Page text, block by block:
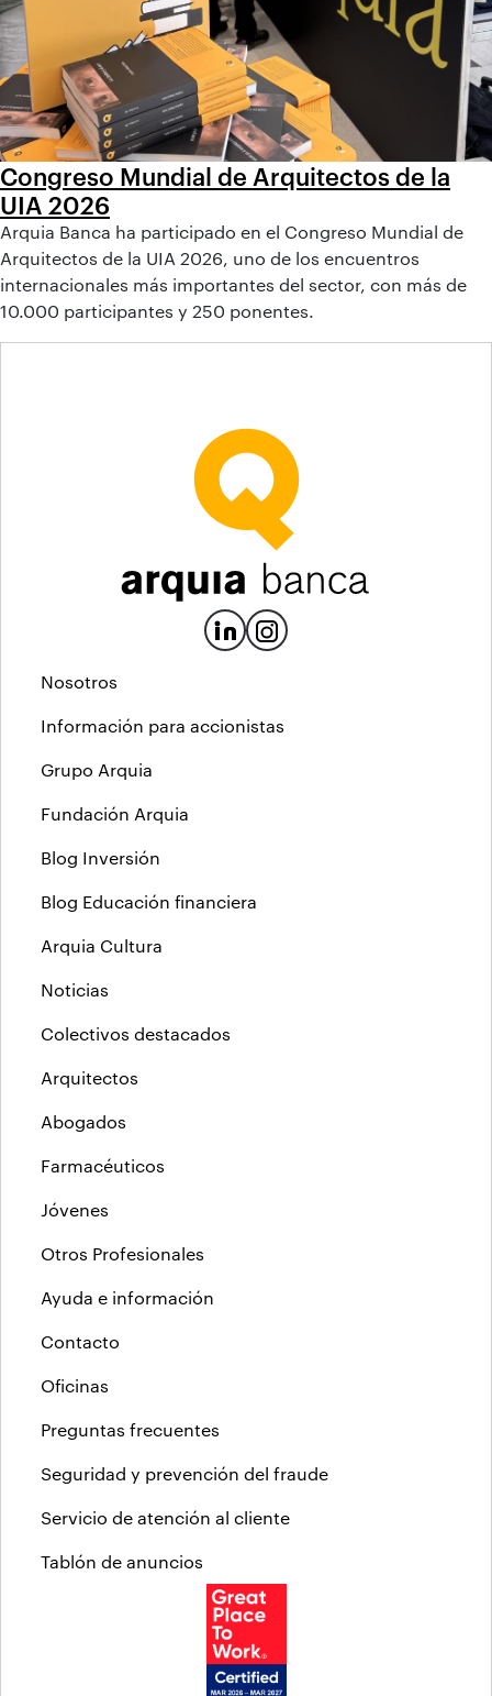
Congreso Mundial de Arquitectos de la
UIA 2026
Arquia Banca ha participado en el Congreso Mundial de
Arquitectos de la UIA 2026, uno de los encuentros
internacionales más importantes del sector, con más de
10.000 participantes y 250 ponentes.
Nosotros
Información para accionistas
Grupo Arquia
Fundación Arquia
Blog Inversión
Blog Educación financiera
Arquia Cultura
Noticias
Colectivos destacados
Arquitectos
Abogados
Farmacéuticos
Jóvenes
Otros Profesionales
Ayuda e información
Contacto
Oficinas
Preguntas frecuentes
Seguridad y prevención del fraude
Servicio de atención al cliente
Tablón de anuncios